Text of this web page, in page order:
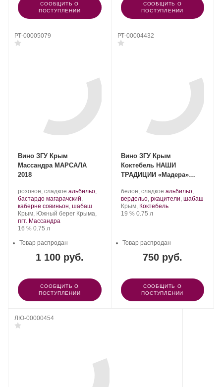
СООБЩИТЬ О
ПОСТУПЛЕНИИ
СООБЩИТЬ О
ПОСТУПЛЕНИИ
РТ-00005079
Вино ЗГУ Крым
Массандра МАРСАЛА
2018
Производитель:
Массандра.
розовое, сладкое .
Сорт
винограда:
альбильо,
бастардо магарачский,
каберне совиньон, шабаш
Регион:
Крым, Южный берег Крыма,
пгт. Массандра
Крепость
16 %. Объем
0.75 л
1 100 руб.
Товар распродан
СООБЩИТЬ О
ПОСТУПЛЕНИИ
РТ-00004432
Вино ЗГУ Крым
Коктебель НАШИ
ТРАДИЦИИ «Мадера»
Производитель:
Завод
марочных
вин
белое, сладкое .
Сорт
винограда:
альбильо,
вердельо, ркацители, шабаш.
Регион:
Крым, Коктебель
Крепость
19 %. Объем
0.75 л
750 руб.
Товар распродан
СООБЩИТЬ О
ПОСТУПЛЕНИИ
ЛЮ-00000454